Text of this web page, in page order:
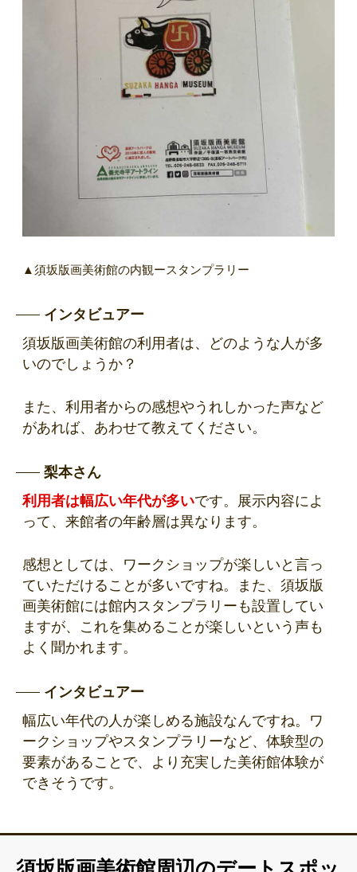
▲須坂版画美術館の内観ースタンプラリー
インタビュアー
須坂版画美術館の利用者は、どのような人が多
いのでしょうか？
また、利用者からの感想やうれしかった声など
があれば、あわせて教えてください。
梨本さん
利用者は幅広い年代が多いです。展示内容によ
って、来館者の年齢層は異なります。
感想としては、ワークショップが楽しいと言っ
ていただけることが多いですね。また、須坂版
画美術館には館内スタンプラリーも設置してい
ますが、これを集めることが楽しいという声も
よく聞かれます。
インタビュアー
幅広い年代の人が楽しめる施設なんですね。ワ
ークショップやスタンプラリーなど、体験型の
要素があることで、より充実した美術館体験が
できそうです。